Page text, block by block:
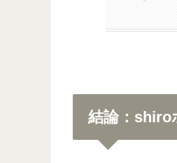
結論：shiro